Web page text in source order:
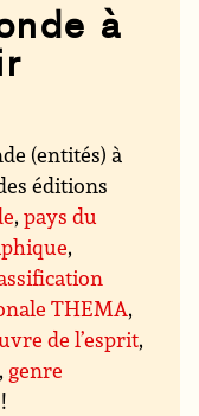
à
(entités) à
éditions
,pays du
,
THEMA,
de l’esprit,
, genre